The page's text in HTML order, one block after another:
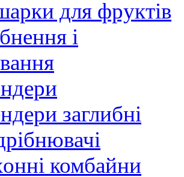
для фруктів
і
заглибні
комбайни